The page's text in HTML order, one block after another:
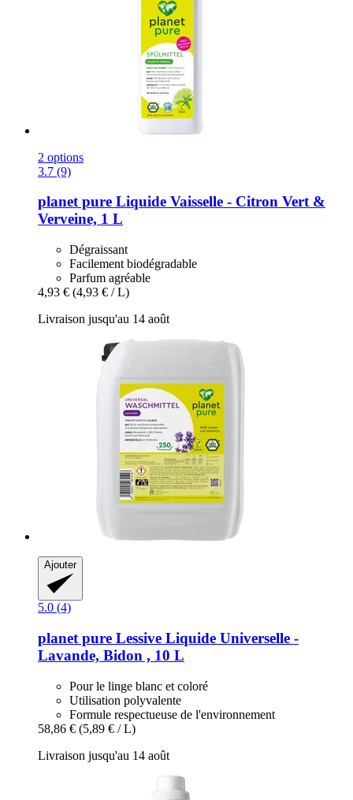
2 options
3.7 (9)
planet pure Liquide Vaisselle -​ Citron Vert &
Verveine, 1 L
Dégraissant
Facilement biodégradable
Parfum agréable
4,93 € (4,93 € / L)
Livraison jusqu'au 14 août
Ajouter
5.0 (4)
planet pure Lessive Liquide Universelle -​
Lavande, Bidon , 10 L
Pour le linge blanc et coloré
Utilisation polyvalente
Formule respectueuse de l'environnement
58,86 € (5,89 € / L)
Livraison jusqu'au 14 août